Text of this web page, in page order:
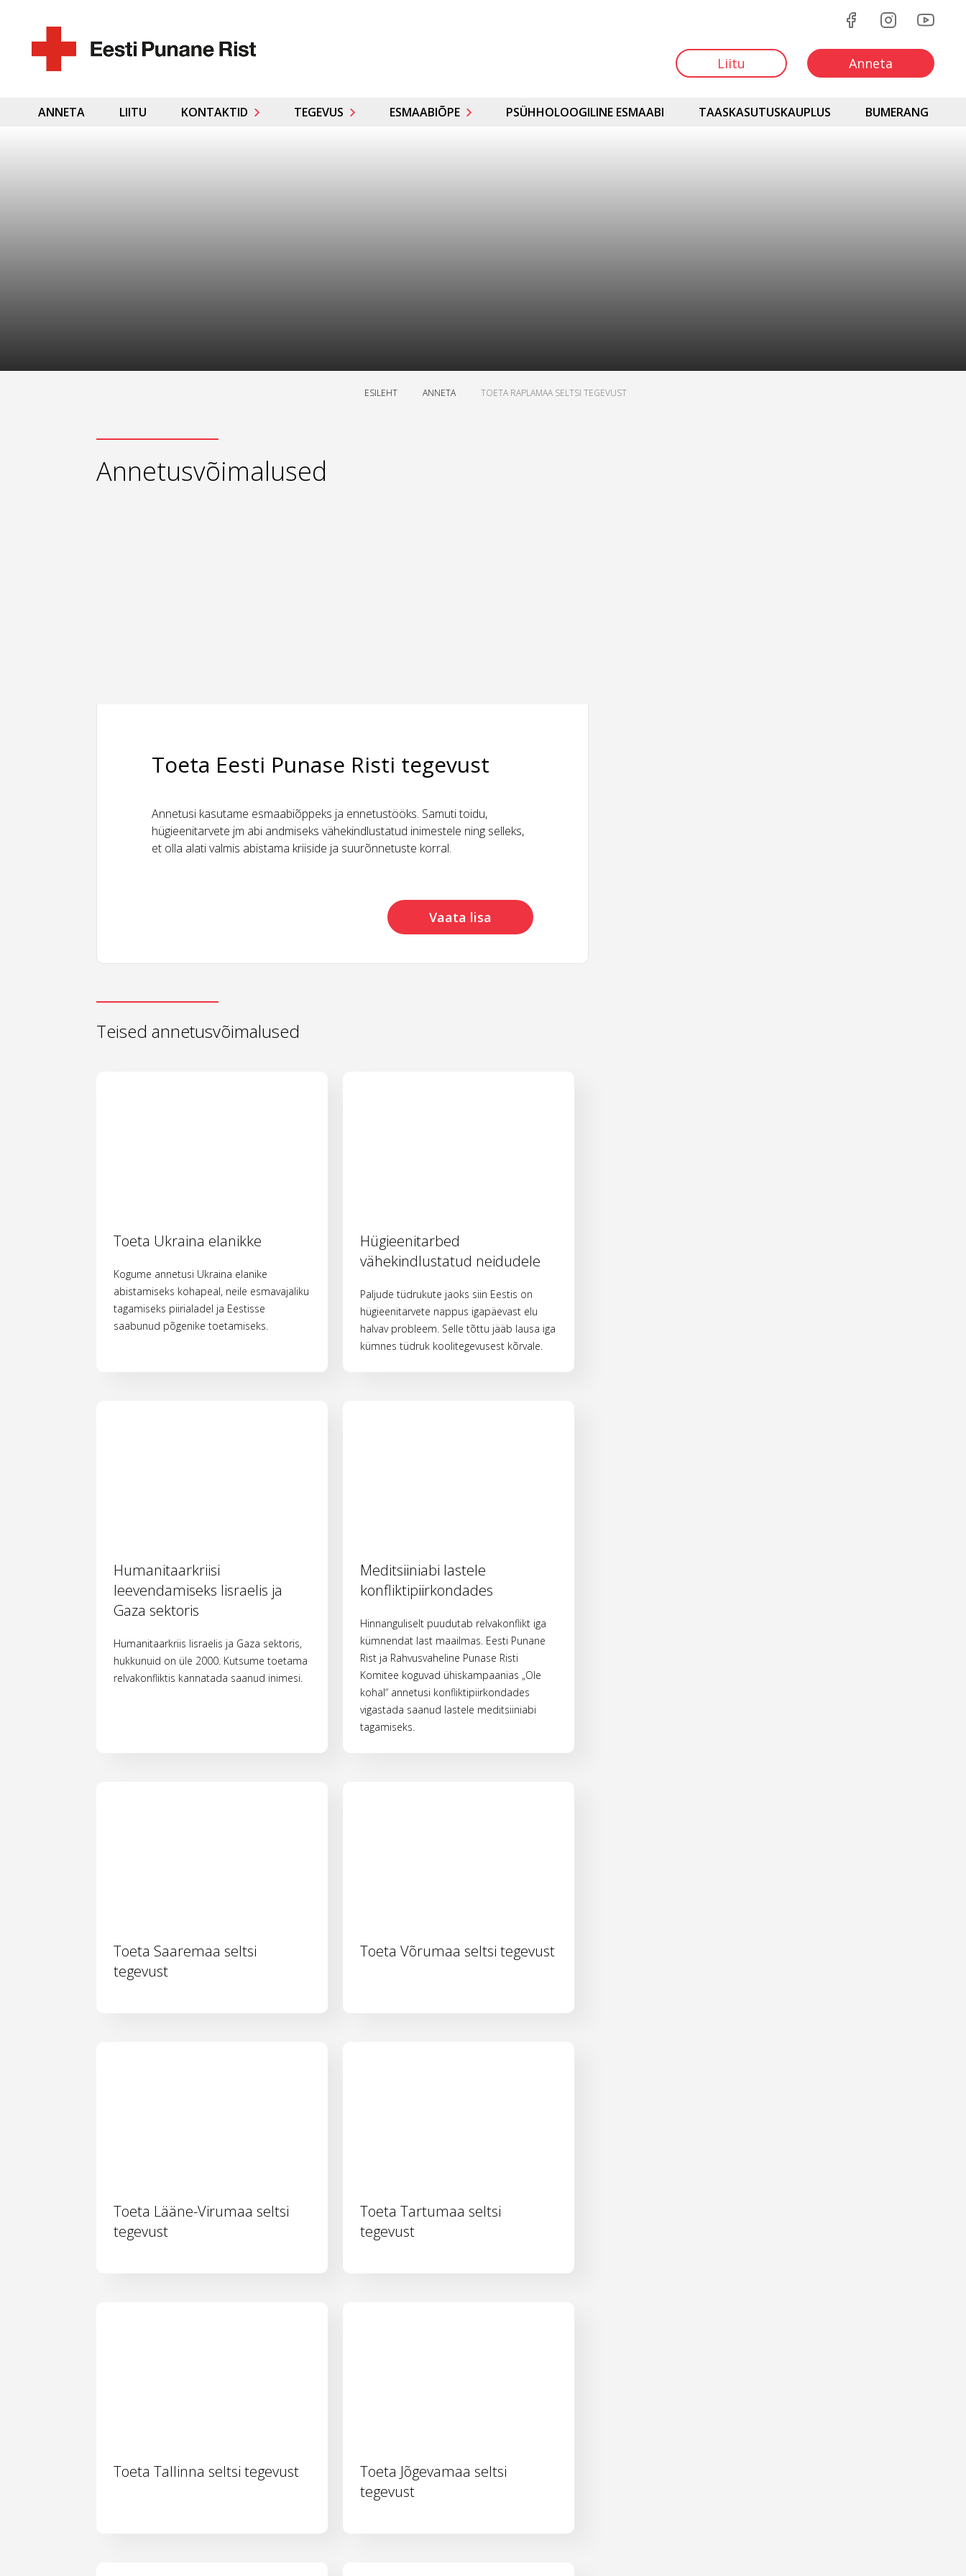
Liitu Anneta
ANNETA LIITU KONTAKTID TEGEVUS ESMAABIÕPE PSÜHHOLOOGILINE ESMAABI TAASKASUTUSKAUPLUS BUMERANG
ESILEHT ANNETA TOETA RAPLAMAA SELTSI TEGEVUST
Annetusvõimalused
Toeta Eesti Punase Risti tegevust
Annetusi kasutame esmaabiõppeks ja ennetustööks. Samuti toidu,
hügieenitarvete jm abi andmiseks vähekindlustatud inimestele ning selleks,
et olla alati valmis abistama kriiside ja suurõnnetuste korral.
Vaata lisa
Teised annetusvõimalused
Toeta Ukraina elanikke
Kogume annetusi Ukraina elanike
abistamiseks kohapeal, neile esmavajaliku
tagamiseks piirialadel ja Eestisse
saabunud põgenike toetamiseks.
Hügieenitarbed
vähekindlustatud neidudele
Paljude tüdrukute jaoks siin Eestis on
hügieenitarvete nappus igapäevast elu
halvav probleem. Selle tõttu jääb lausa iga
kümnes tüdruk koolitegevusest kõrvale.
Humanitaarkriisi
leevendamiseks Iisraelis ja
Gaza sektoris
Humanitaarkriis Iisraelis ja Gaza sektoris,
hukkunuid on üle 2000. Kutsume toetama
relvakonfliktis kannatada saanud inimesi.
Meditsiiniabi lastele
konfliktipiirkondades
Hinnanguliselt puudutab relvakonflikt iga
kümnendat last maailmas. Eesti Punane
Rist ja Rahvusvaheline Punase Risti
Komitee koguvad ühiskampaanias „Ole
kohal“ annetusi konfliktipiirkondades
vigastada saanud lastele meditsiiniabi
tagamiseks.
Toeta Saaremaa seltsi
tegevust
Toeta Võrumaa seltsi tegevust
Toeta Lääne-Virumaa seltsi
tegevust
Toeta Tartumaa seltsi
tegevust
Toeta Tallinna seltsi tegevust
Toeta Jõgevamaa seltsi
tegevust